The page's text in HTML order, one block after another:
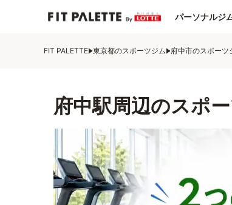
パーソナルジ
FIT PALETTE 東京都のスポーツジム 府中市のスポーツ
府中駅周辺のスポ